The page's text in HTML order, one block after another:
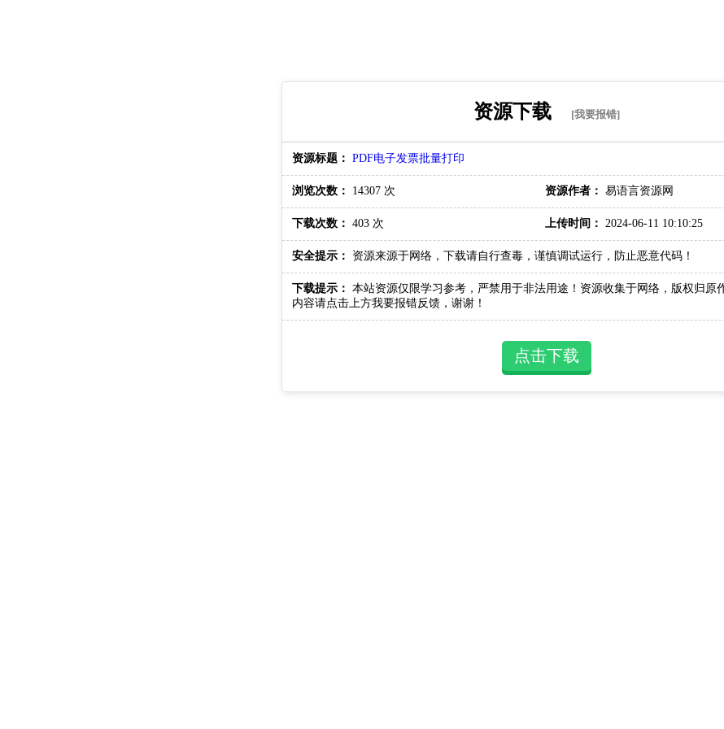
资源下载 [我要报错]
资源标题： PDF电子发票批量打印
浏览次数： 14307 次 资源作者： 易语言资源网
下载次数： 403 次 上传时间： 2024-06-11 10:10:25
安全提示： 资源来源于网络，下载请自行查毒，谨慎调试运行，防止恶意代码！
下载提示： 本站资源仅限学习参考，严禁用于非法用途！资源收集于网络，版权归原
内容请点击上方我要报错反馈，谢谢！
点击下载